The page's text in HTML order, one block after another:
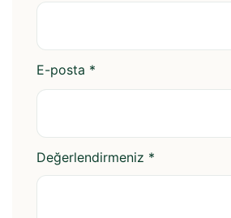
Değerlendirmeniz *
E-posta *